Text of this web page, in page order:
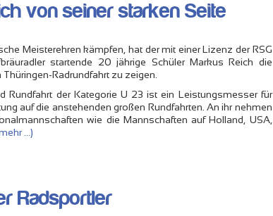
von seiner starken Seite
Meisterehren kämpfen, hat der mit einer Lizenz der RSG
startende 20 jährige Schüler Markus Reich die
Radrundfahrt zu zeigen.
Rundfahrt der Kategorie U 23 ist ein Leistungsmesser für
auf die anstehenden großen Rundfahrten. An ihr nehmen
wie die Mannschaften auf Holland, USA,
…)
Radsportler